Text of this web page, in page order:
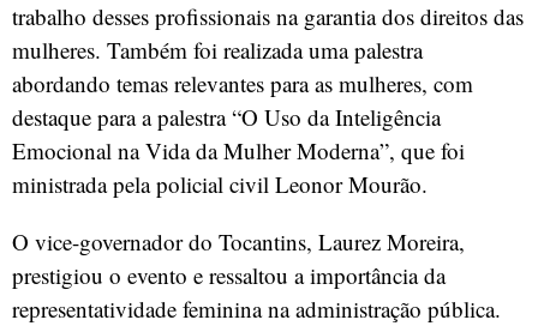
trabalho desses profissionais na garantia dos direitos das
mulheres. Também foi realizada uma palestra
abordando temas relevantes para as mulheres, com
destaque para a palestra “O Uso da Inteligência
Emocional na Vida da Mulher Moderna”, que foi
ministrada pela policial civil Leonor Mourão.
O vice-governador do Tocantins, Laurez Moreira,
prestigiou o evento e ressaltou a importância da
representatividade feminina na administração pública.